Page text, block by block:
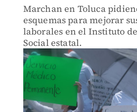
Marchan en Toluca
esquemas para mejorar
laborales en el Instituto
Social estatal.